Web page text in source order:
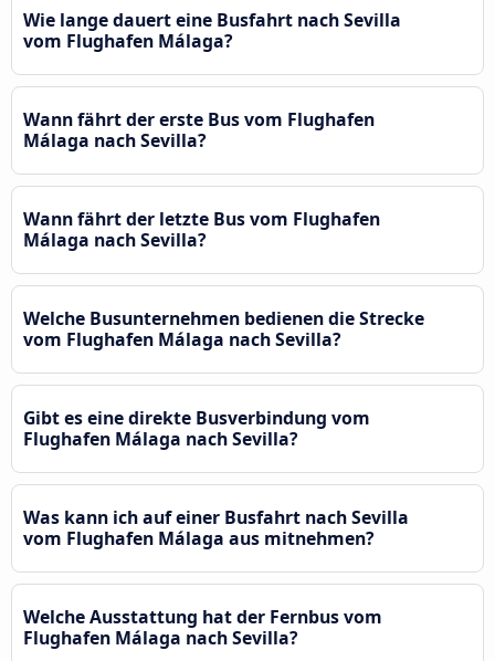
Wie lange dauert eine Busfahrt nach Sevilla
vom Flughafen Málaga?
Wann fährt der erste Bus vom Flughafen
Málaga nach Sevilla?
Wann fährt der letzte Bus vom Flughafen
Málaga nach Sevilla?
Welche Busunternehmen bedienen die Strecke
vom Flughafen Málaga nach Sevilla?
Gibt es eine direkte Busverbindung vom
Flughafen Málaga nach Sevilla?
Was kann ich auf einer Busfahrt nach Sevilla
vom Flughafen Málaga aus mitnehmen?
Welche Ausstattung hat der Fernbus vom
Flughafen Málaga nach Sevilla?